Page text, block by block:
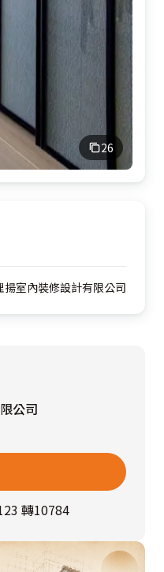
26
揚室內裝修設計有限公司
公司
轉10784